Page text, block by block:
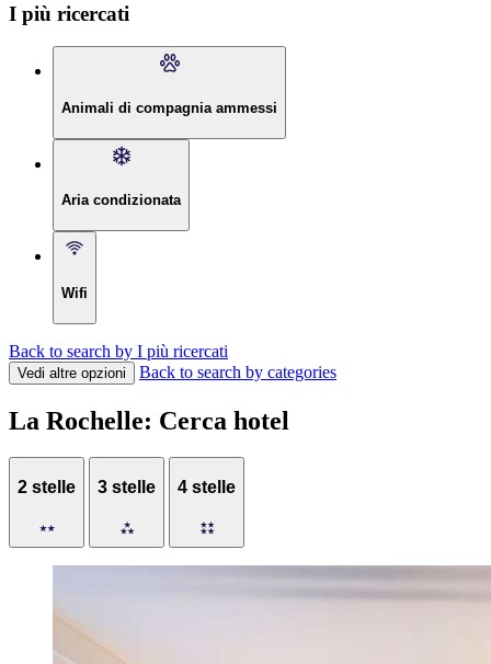
I più ricercati
Animali di compagnia ammessi
Aria condizionata
Wifi
Back to search by I più ricercati
Vedi altre opzioni Back to search by categories
La Rochelle: Cerca hotel
2 stelle 3 stelle 4 stelle